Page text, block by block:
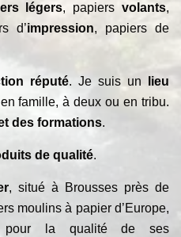
légers, papiersvolants,
d’impression, papiers de
réputé. Je suis un
lieu
famille, à deux ou en tribu.
des formations.
de qualité.
, situé à Brousses près de
moulins à papier d’Europe,
pour la qualité de ses